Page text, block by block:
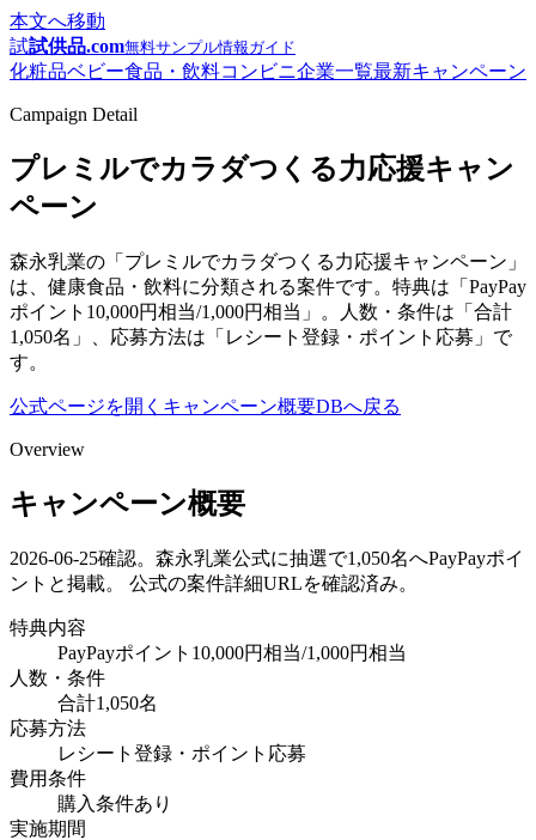
本文へ移動
試試供品.com無料サンプル情報ガイド
化粧品ベビー食品・飲料コンビニ企業一覧最新キャンペーン
Campaign Detail
プレミルでカラダつくる力応援キャン
ペーン
森永乳業の「プレミルでカラダつくる力応援キャンペーン」
は、健康食品・飲料に分類される案件です。特典は「PayPay
ポイント10,000円相当/1,000円相当」。人数・条件は「合計
1,050名」、応募方法は「レシート登録・ポイント応募」で
す。
公式ページを開く キャンペーン概要DBへ戻る
Overview
キャンペーン概要
2026-06-25確認。森永乳業公式に抽選で1,050名へPayPayポイ
ントと掲載。 公式の案件詳細URLを確認済み。
特典内容
PayPayポイント10,000円相当/1,000円相当
人数・条件
合計1,050名
応募方法
レシート登録・ポイント応募
費用条件
購入条件あり
実施期間